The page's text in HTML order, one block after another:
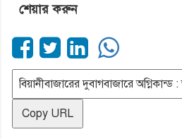
শেয়ার করুন
Copy URL